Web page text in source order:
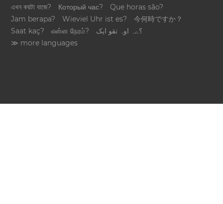
এখন কয়টা বাজে?
Который час?
Que horas são?
Jam berapa?
Wieviel Uhr ist es?
今何時ですか？
Saat kaç?
என்ன நேரம்?
؟ےہ اوہ تقو ایک
≫ more languages